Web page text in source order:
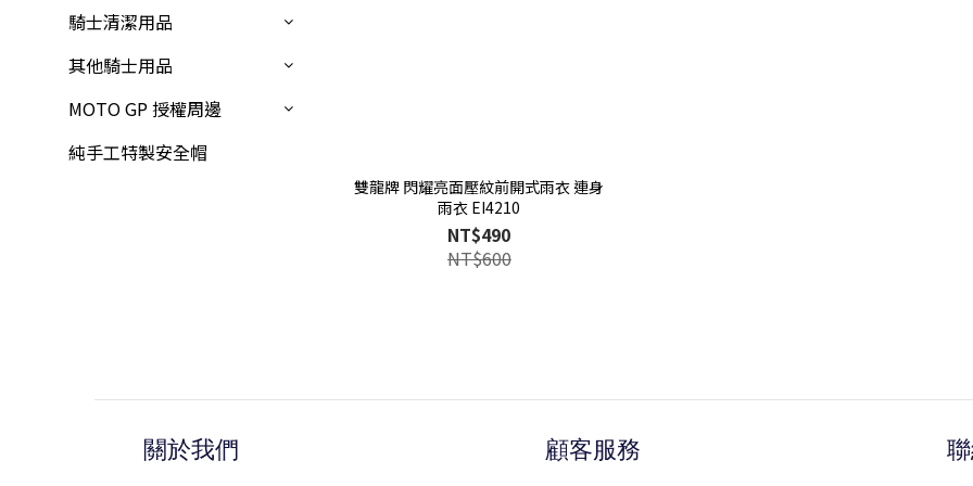
騎士清潔用品
其他騎士用品
MOTO GP 授權周邊
純手工特製安全帽
雙龍牌 閃耀亮面壓紋前開式雨衣 連身
雨衣 EI4210
NT$490
NT$600
關於我們 顧客服務